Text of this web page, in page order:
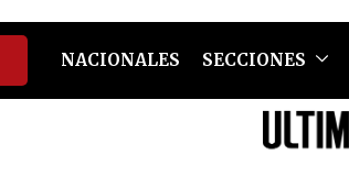
NACIONALES SECCIONES